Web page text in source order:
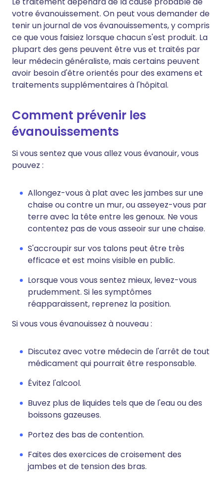
votre évanouissement. On peut vous demander de
tenir un journal de vos évanouissements, y compris
ce que vous faisiez lorsque chacun s'est produit. La
plupart des gens peuvent être vus et traités par
leur médecin généraliste, mais certains peuvent
avoir besoin d'être orientés pour des examens et
traitements supplémentaires à l'hôpital.
Comment prévenir les
évanouissements
Si vous sentez que vous allez vous évanouir, vous
pouvez :
Allongez-vous à plat avec les jambes sur une
chaise ou contre un mur, ou asseyez-vous par
terre avec la tête entre les genoux. Ne vous
contentez pas de vous asseoir sur une chaise.
S'accroupir sur vos talons peut être très
efficace et est moins visible en public.
Lorsque vous vous sentez mieux, levez-vous
prudemment. Si les symptômes
réapparaissent, reprenez la position.
Si vous vous évanouissez à nouveau :
Discutez avec votre médecin de l'arrêt de tout
médicament qui pourrait être responsable.
Évitez l'alcool.
Buvez plus de liquides tels que de l'eau ou des
boissons gazeuses.
Portez des bas de contention.
Faites des exercices de croisement des
jambes et de tension des bras.